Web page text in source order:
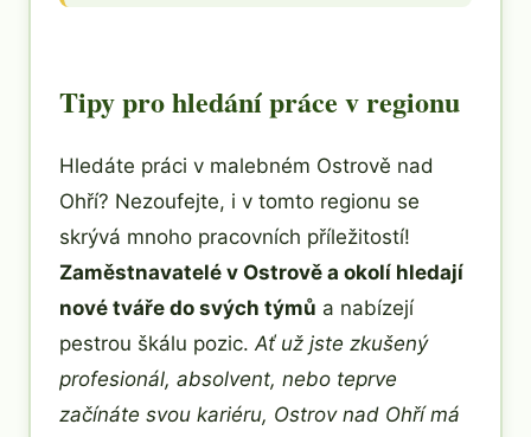
Tipy pro hledání práce v regionu
Hledáte práci v malebném Ostrově nad
Ohří? Nezoufejte, i v tomto regionu se
skrývá mnoho pracovních příležitostí!
Zaměstnavatelé v Ostrově a okolí hledají
nové tváře do svých týmů a nabízejí
pestrou škálu pozic.Ať už jste zkušený
profesionál, absolvent, nebo teprve
začínáte svou kariéru, Ostrov nad Ohří má